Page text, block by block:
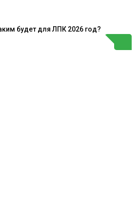
будет для ЛПК 2026 год?